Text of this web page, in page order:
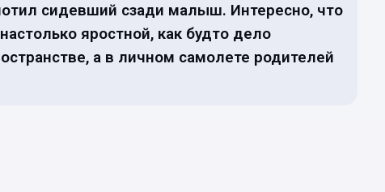
сидевший сзади малыш. Интересно, что
яростной, как будто дело
а в личном самолете родителей